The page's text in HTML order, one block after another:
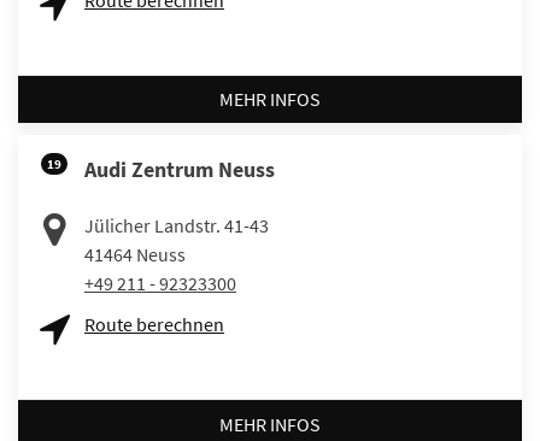
MEHR INFOS
19 Audi Zentrum Neuss
Jülicher Landstr. 41-43
41464 Neuss
+49 211 - 92323300
Route berechnen
MEHR INFOS